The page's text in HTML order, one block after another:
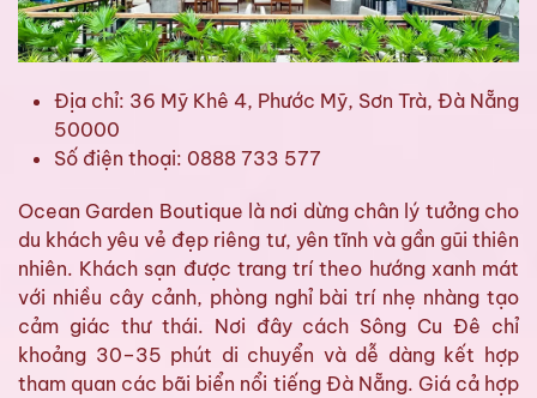
Địa chỉ: 36 Mỹ Khê 4, Phước Mỹ, Sơn Trà, Đà Nẵng
50000
Số điện thoại: 0888 733 577
Ocean Garden Boutique là nơi dừng chân lý tưởng cho
du khách yêu vẻ đẹp riêng tư, yên tĩnh và gần gũi thiên
nhiên. Khách sạn được trang trí theo hướng xanh mát
với nhiều cây cảnh, phòng nghỉ bài trí nhẹ nhàng tạo
cảm giác thư thái. Nơi đây cách Sông Cu Đê chỉ
khoảng 30–35 phút di chuyển và dễ dàng kết hợp
tham quan các bãi biển nổi tiếng Đà Nẵng. Giá cả hợp